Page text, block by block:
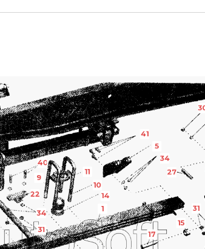
22
27
31
31
34
34
40
41
11
5
9
10
1
14
15
17